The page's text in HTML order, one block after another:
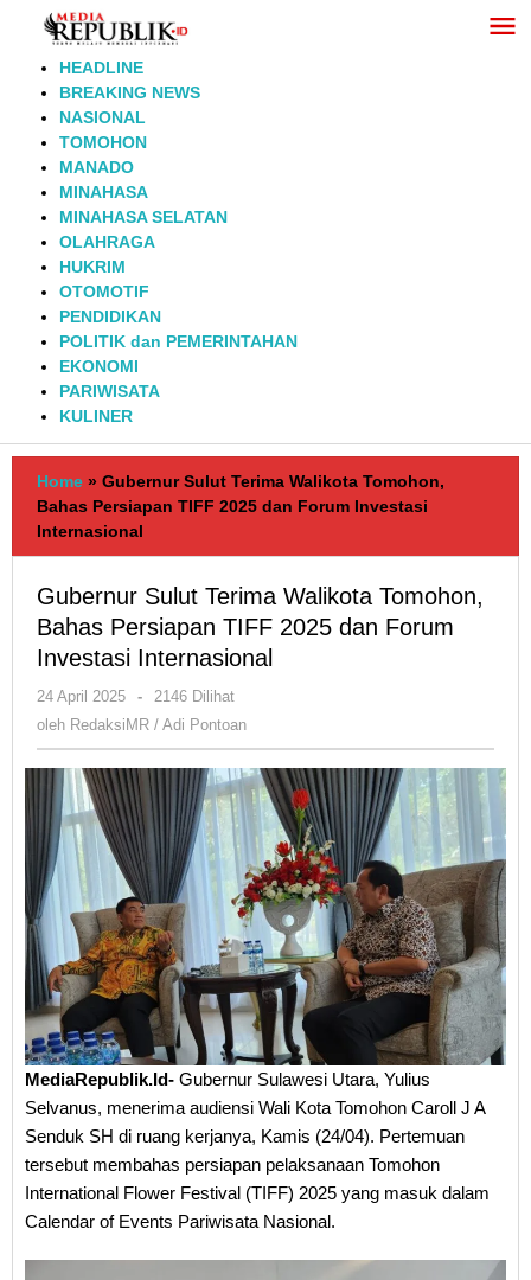
Lewati
HEADLINE
BREAKING NEWS
NASIONAL
TOMOHON
MANADO
MINAHASA
MINAHASA SELATAN
OLAHRAGA
HUKRIM
OTOMOTIF
PENDIDIKAN
POLITIK dan PEMERINTAHAN
EKONOMI
PARIWISATA
KULINER
Home » Gubernur Sulut Terima Walikota Tomohon,
Bahas Persiapan TIFF 2025 dan Forum Investasi
Internasional
Gubernur Sulut Terima Walikota Tomohon,
Bahas Persiapan TIFF 2025 dan Forum
Investasi Internasional
24 April 2025
oleh
RedaksiMR
Pontoan
-
2146 Dilihat
oleh RedaksiMR / Adi Pontoan
MediaRepublik.Id- Gubernur Sulawesi Utara, Yulius
Selvanus, menerima audiensi Wali Kota Tomohon Caroll J A
Senduk SH di ruang kerjanya, Kamis (24/04). Pertemuan
tersebut membahas persiapan pelaksanaan Tomohon
International Flower Festival (TIFF) 2025 yang masuk dalam
Calendar of Events Pariwisata Nasional.